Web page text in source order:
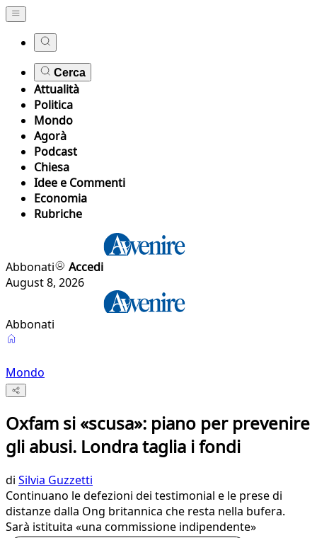
Cerca
Attualità
Politica
Mondo
Agorà
Podcast
Chiesa
Idee e Commenti
Economia
Rubriche
Abbonati
Accedi
August 8, 2026
Abbonati
Mondo
Oxfam si «scusa»: piano per prevenire
gli abusi. Londra taglia i fondi
di Silvia Guzzetti
Continuano le defezioni dei testimonial e le prese di
distanze dalla Ong britannica che resta nella bufera.
Sarà istituita «una commissione indipendente»